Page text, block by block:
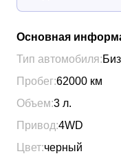
Основная
Тип автомобиля:
Пробег:62000 км
Объем:3 л.
Привод:4WD
Цвет:черный